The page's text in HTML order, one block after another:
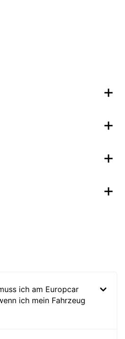
ich am Europcar
ich mein Fahrzeug